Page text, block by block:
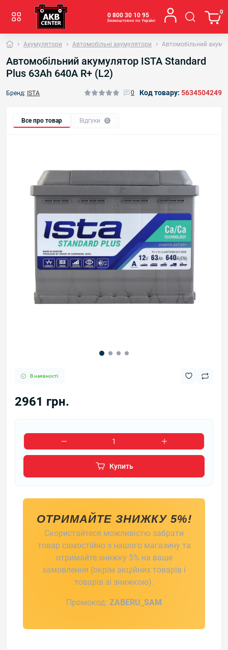
0 800 30 10 95
Безкоштовно по Україні
0
Акумулятори Автомобільні акумулятори Автомобільний
Автомобільний акумулятор ISTA Standard
Plus 63Ah 640A R+ (L2)
Бренд: ISTA 0 Код товару: 5634504249
Все про товар Відгуки 0
В наявності
2961 грн.
Купить
ОТРИМАЙТЕ ЗНИЖКУ 5%!
Скористайтеся можливістю забрати
товар самостійно з нашого магазину та
отримайте знижку 5% на ваше
замовлення (окрім акційних товарів і
товарів зі знижкою).
Промокод: ZABERU_SAM